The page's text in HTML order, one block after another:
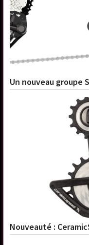
Un nouveau groupe
Nouveauté :